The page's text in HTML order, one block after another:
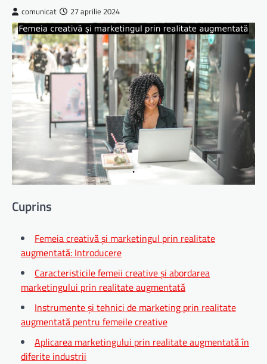
comunicat 27 aprilie 2024
Cuprins
Femeia creativă și marketingul prin realitate
augmentată: Introducere
Caracteristicile femeii creative și abordarea
marketingului prin realitate augmentată
Instrumente și tehnici de marketing prin realitate
augmentată pentru femeile creative
Aplicarea marketingului prin realitate augmentată în
diferite industrii